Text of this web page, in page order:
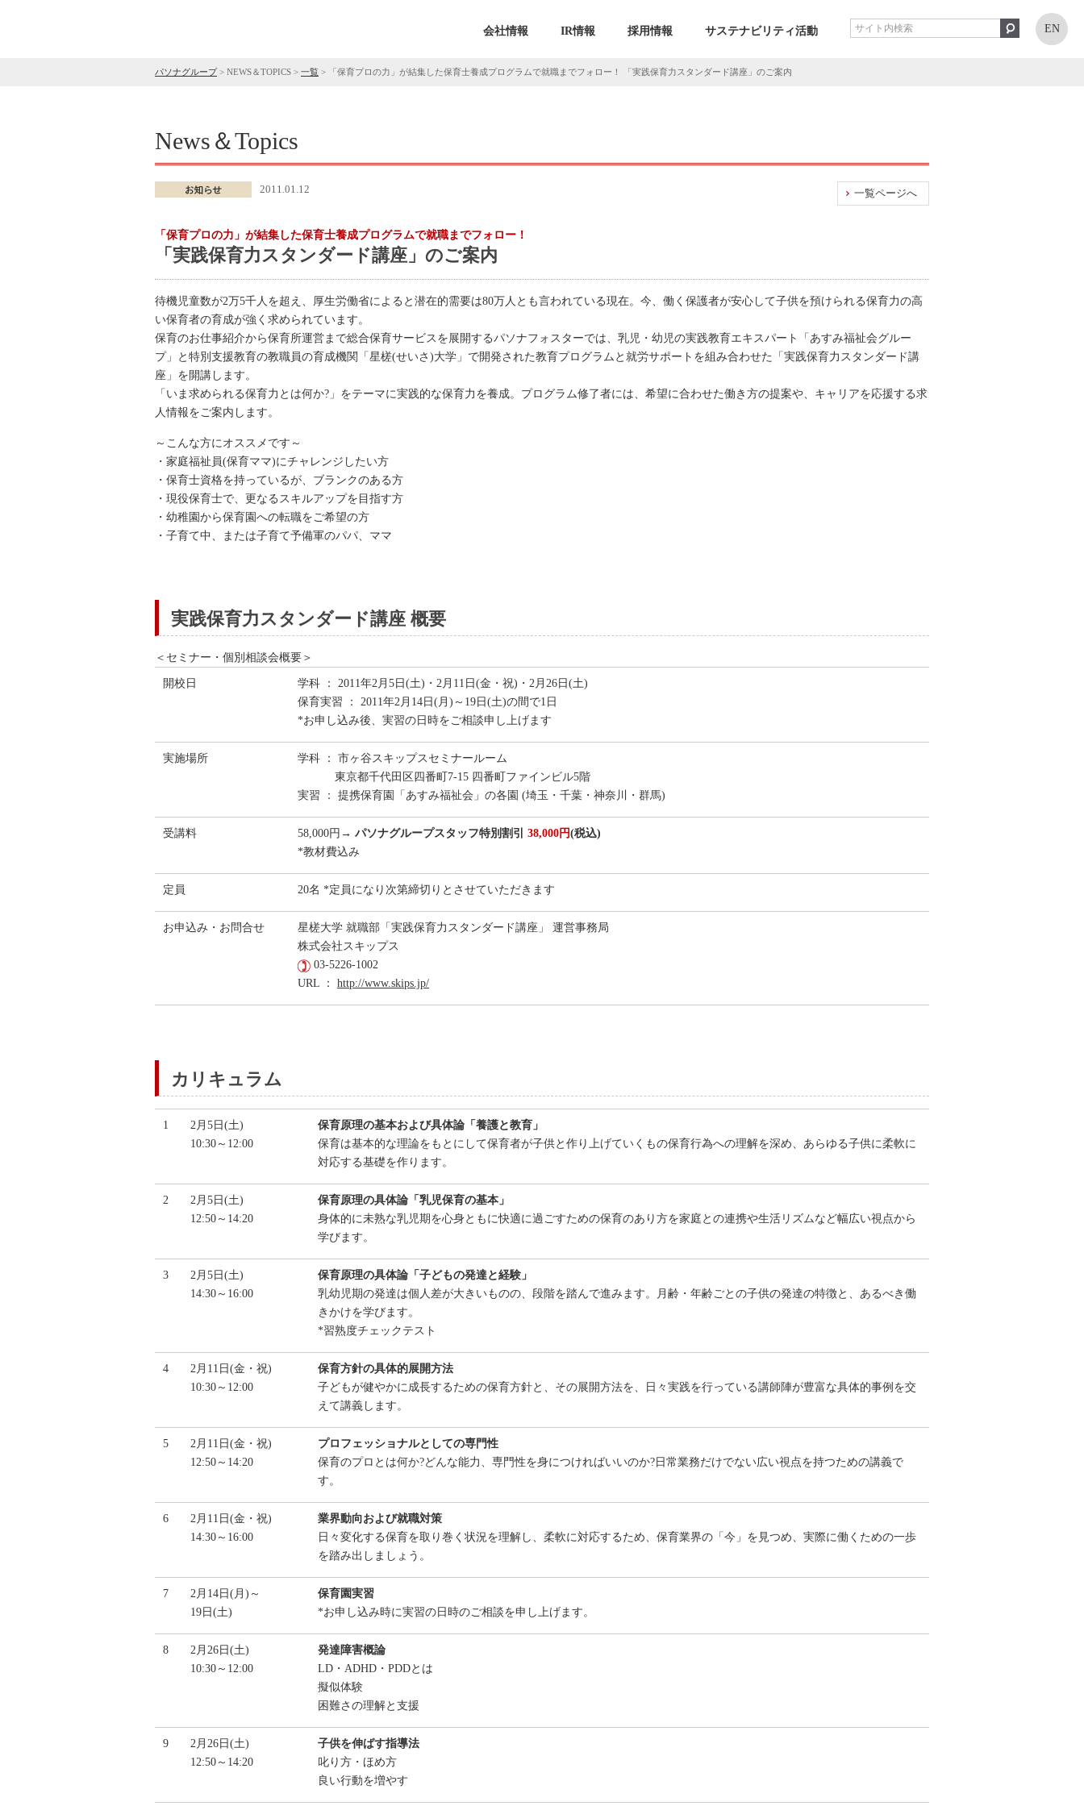
会社情報 IR情報 採用情報 サステナビリティ活動 EN
パソナグループ> NEWS＆TOPICS > 一覧 > 「保育プロの力」が結集した保育士養成プログラムで就職までフォロー！ 「実践保育力スタンダード講座」のご案内
News＆Topics
一覧ページへ
2011.01.12
「保育プロの力」が結集した保育士養成プログラムで就職までフォロー！
「実践保育力スタンダード講座」のご案内
待機児童数が2万5千人を超え、厚生労働省によると潜在的需要は80万人とも言われている現在。今、働く保護者が安心して子供を預けられる保育力の高
い保育者の育成が強く求められています。
保育のお仕事紹介から保育所運営まで総合保育サービスを展開するパソナフォスターでは、乳児・幼児の実践教育エキスパート「あすみ福祉会グルー
プ」と特別支援教育の教職員の育成機関「星槎(せいさ)大学」で開発された教育プログラムと就労サポートを組み合わせた「実践保育力スタンダード講
座」を開講します。
「いま求められる保育力とは何か?」をテーマに実践的な保育力を養成。プログラム修了者には、希望に合わせた働き方の提案や、キャリアを応援する求
人情報をご案内します。
～こんな方にオススメです～
・家庭福祉員(保育ママ)にチャレンジしたい方
・保育士資格を持っているが、ブランクのある方
・現役保育士で、更なるスキルアップを目指す方
・幼稚園から保育園への転職をご希望の方
・子育て中、または子育て予備軍のパパ、ママ
実践保育力スタンダード講座 概要
＜セミナー・個別相談会概要＞
開校日
学科 ： 2011年2月5日(土)・2月11日(金・祝)・2月26日(土)
保育実習 ： 2011年2月14日(月)～19日(土)の間で1日
*お申し込み後、実習の日時をご相談申し上げます
実施場所
学科 ： 市ヶ谷スキップスセミナールーム
東京都千代田区四番町7-15 四番町ファインビル5階
実習 ： 提携保育園「あすみ福祉会」の各園 (埼玉・千葉・神奈川・群馬)
受講料 58,000円→ パソナグループスタッフ特別割引 38,000円(税込)
*教材費込み
定員 20名 *定員になり次第締切りとさせていただきます
お申込み・お問合せ
星槎大学 就職部「実践保育力スタンダード講座」 運営事務局
株式会社スキップス
03-5226-1002
URL ： http://www.skips.jp/
カリキュラム
1
2月5日(土)
10:30～12:00
保育原理の基本および具体論「養護と教育」
保育は基本的な理論をもとにして保育者が子供と作り上げていくもの保育行為への理解を深め、あらゆる子供に柔軟に
対応する基礎を作ります。
2
2月5日(土)
12:50～14:20
保育原理の具体論「乳児保育の基本」
身体的に未熟な乳児期を心身ともに快適に過ごすための保育のあり方を家庭との連携や生活リズムなど幅広い視点から
学びます。
3
2月5日(土)
14:30～16:00
保育原理の具体論「子どもの発達と経験」
乳幼児期の発達は個人差が大きいものの、段階を踏んで進みます。月齢・年齢ごとの子供の発達の特徴と、あるべき働
きかけを学びます。
*習熟度チェックテスト
4
2月11日(金・祝)
10:30～12:00
保育方針の具体的展開方法
子どもが健やかに成長するための保育方針と、その展開方法を、日々実践を行っている講師陣が豊富な具体的事例を交
えて講義します。
5
2月11日(金・祝)
12:50～14:20
プロフェッショナルとしての専門性
保育のプロとは何か?どんな能力、専門性を身につければいいのか?日常業務だけでない広い視点を持つための講義で
す。
6
2月11日(金・祝)
14:30～16:00
業界動向および就職対策
日々変化する保育を取り巻く状況を理解し、柔軟に対応するため、保育業界の「今」を見つめ、実際に働くための一歩
を踏み出しましょう。
7
2月14日(月)～
19日(土)
保育園実習
*お申し込み時に実習の日時のご相談を申し上げます。
8
2月26日(土)
10:30～12:00
発達障害概論
LD・ADHD・PDDとは
擬似体験
困難さの理解と支援
9
2月26日(土)
12:50～14:20
子供を伸ばす指導法
叱り方・ほめ方
良い行動を増やす